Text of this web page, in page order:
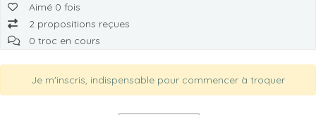
Aimé 0 fois
2 propositions reçues
0 troc en cours
Je m'inscris, indispensable pour commencer à troquer